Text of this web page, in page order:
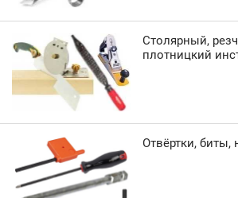
Столярный,
плотницкий
Отвёртки, биты,